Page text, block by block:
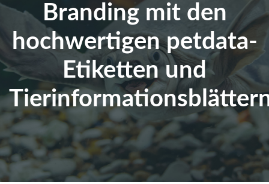
Branding mit den
hochwertigen petdata-
Etiketten und